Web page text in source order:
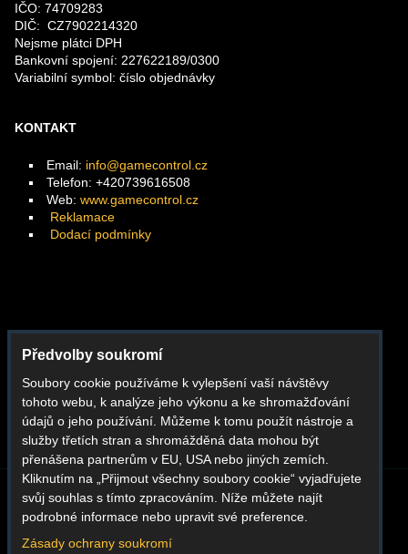
IČO: 74709283
DIČ: CZ7902214320
Nejsme plátci DPH
Bankovní spojení: 227622189/0300
Variabilní symbol: číslo objednávky
KONTAKT
Email: info@gamecontrol.cz
Telefon: +420739616508
Web: www.gamecontrol.cz
Reklamace
Dodací podmínky
Facebook
Instagram
Youtube
Whatsapp
BLOG O NÁS KONTAKT
REKLAMACE
DODACÍ PODMÍNKY
OBCHODNÍ PODMÍNKY
Předvolby soukromí
Soubory cookie používáme k vylepšení vaší návštěvy
tohoto webu, k analýze jeho výkonu a ke shromažďování
údajů o jeho používání. Můžeme k tomu použít nástroje a
služby třetích stran a shromážděná data mohou být
přenášena partnerům v EU, USA nebo jiných zemích.
Kliknutím na „Přijmout všechny soubory cookie“ vyjadřujete
svůj souhlas s tímto zpracováním. Níže můžete najít
podrobné informace nebo upravit své preference.
Zásady ochrany soukromí